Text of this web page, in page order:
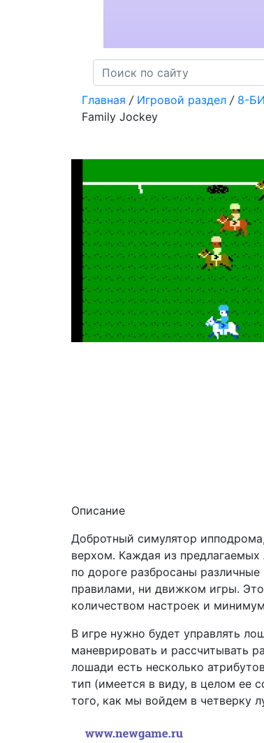
Главная / Игровой раздел / 8-
Family Jockey
Описание
Добротный симулятор
верхом. Каждая из предлагаемых
по дороге разбросаны
правилами, ни движком игры.
количеством настроек и
В игре нужно будет управлять
маневрировать и рассчитывать
лошади есть несколько
тип (имеется в виду, в целом ее
того, как мы войдем в четверку